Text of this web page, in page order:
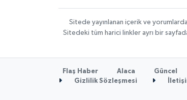
Sitede yayınlanan içerik ve
Sitedeki tüm harici linkler ayrı bir
Flaş Haber Alaca Güncel
Gizlilik Sözleşmesi